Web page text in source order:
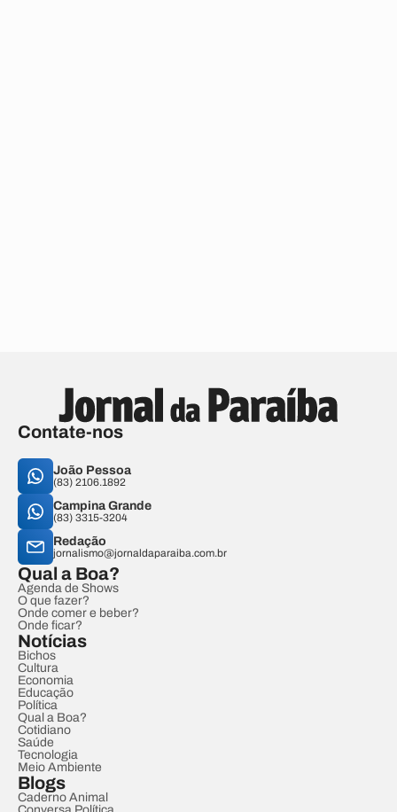
Contate-nos
João Pessoa
(83) 2106.1892
Campina Grande
(83) 3315-3204
Redação
jornalismo@jornaldaparaiba.com.br
Qual a Boa?
Agenda de Shows
O que fazer?
Onde comer e beber?
Onde ficar?
Notícias
Bichos
Cultura
Economia
Educação
Política
Qual a Boa?
Cotidiano
Saúde
Tecnologia
Meio Ambiente
Blogs
Caderno Animal